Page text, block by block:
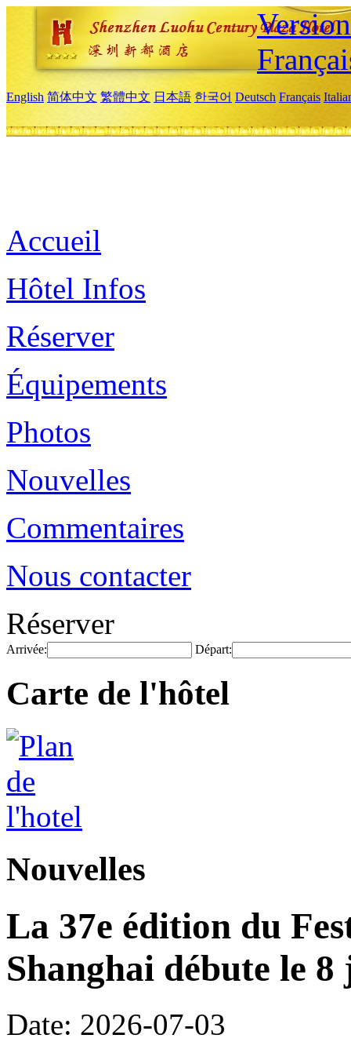
English 简体中文 繁體中文 日本語 한국어 Deutsch Français
Accueil
Hôtel Infos
Réserver
Équipements
Photos
Nouvelles
Commentaires
Nous contacter
Réserver
Arrivée: Départ:
Carte de l'hôtel
Nouvelles
La 37e édition du
Shanghai débute le
Date: 2026-07-03